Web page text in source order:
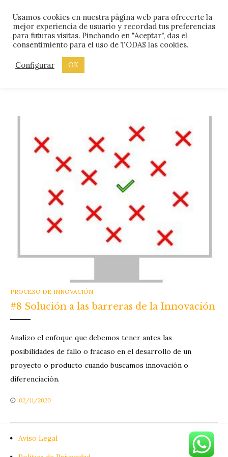
content
Menu
ETIQUETA:MIEDO AL
FRACASO
CATEGORIES
PROCESO DE INNOVACIÓN
#8 Solución a las barreras de la Innovación
Analizo el enfoque que debemos tener antes las
posibilidades de fallo o fracaso en el desarrollo de un
proyecto o producto cuando buscamos innovación o
diferenciación.
02/11/2020
Aviso Legal
Usamos cookies en nuestra página web para ofrecerte la
mejor experiencia de usuario y recordad tus preferencias
para futuras visitas. Pinchando en "Aceptar", das el
consentimiento para el uso de TODAS las cookies.
Configurar OK